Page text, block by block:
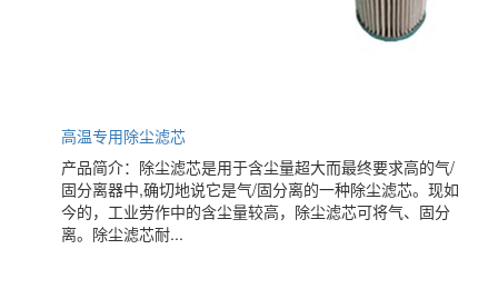
高温专用除尘滤芯
产品简介：除尘滤芯是用于含尘量超大而最终要求高的气/
固分离器中,确切地说它是气/固分离的一种除尘滤芯。现如
今的，工业劳作中的含尘量较高，除尘滤芯可将气、固分
离。除尘滤芯耐...